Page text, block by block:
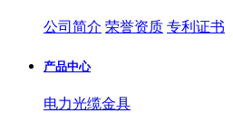
公司简介 荣誉资质 专利证书
产品中心
电力光缆金具